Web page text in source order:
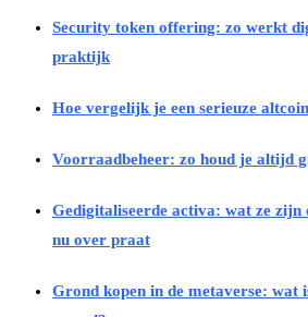
Security token offering: zo werkt
praktijk
Hoe vergelijk je een serieuze
Voorraadbeheer: zo houd je altijd
Gedigitaliseerde activa: wat ze zijn
nu over praat
Grond kopen in de metaverse: wat